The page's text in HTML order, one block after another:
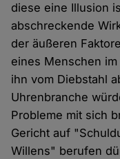
diese eine Illusion
abschreckende
der äußeren
eines Menschen
ihn vom Diebstahl
Uhrenbranche
Probleme mit sich
Gericht auf
Willens" berufen